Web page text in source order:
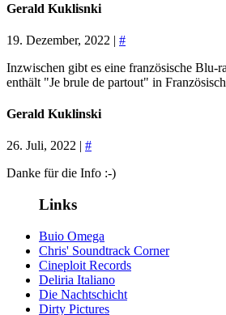
Gerald Kuklisnki
19. Dezember, 2022 | #
Inzwischen gibt es eine französische Blu-
enthält "Je brule de partout" in
Gerald Kuklinski
26. Juli, 2022 | #
Danke für die Info :-)
Links
Buio Omega
Chris' Soundtrack Corner
Cineploit Records
Deliria Italiano
Die Nachtschicht
Dirty Pictures